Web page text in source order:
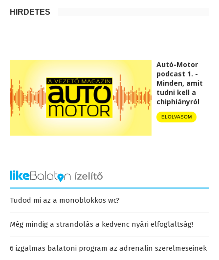
HIRDETÉS
Autó-Motor
podcast 1. -
Minden, amit
tudni kell a
chiphiányról
ELOLVASOM
Tudod mi az a monoblokkos wc?
Még mindig a strandolás a kedvenc nyári elfoglaltság!
6 izgalmas balatoni program az adrenalin szerelmeseinek